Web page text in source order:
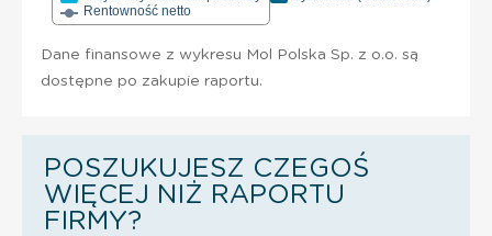
Rentowność netto
Dane finansowe z wykresu Mol Polska Sp. z o.o. są
dostępne po zakupie raportu.
POSZUKUJESZ CZEGOŚ
WIĘCEJ NIŻ RAPORTU
FIRMY?